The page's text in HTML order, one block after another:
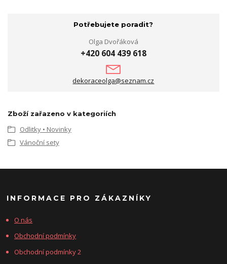
Potřebujete poradit?
Olga Dvořáková
+420 604 439 618
dekoraceolga@seznam.cz
Zboží zařazeno v kategoriích
Odlitky • Novinky
Vánoční sety
INFORMACE PRO ZÁKAZNÍKY
O nás
Obchodní podmínky
Obchodní podmínky 2